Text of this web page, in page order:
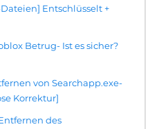
Entschlüsselt +
Betrug- Ist es sicher?
von Searchapp.exe-
Korrektur]
des